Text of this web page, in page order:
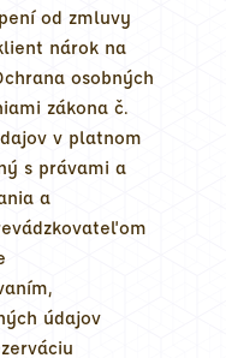
od zmluvy
nárok na
osobných
zákona č.
v platnom
s právami a
a
údajov